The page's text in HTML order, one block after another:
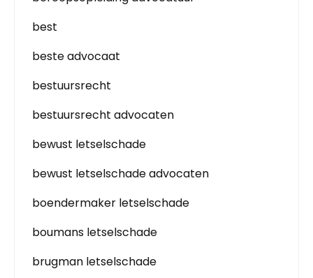
best
beste advocaat
bestuursrecht
bestuursrecht advocaten
bewust letselschade
bewust letselschade advocaten
boendermaker letselschade
boumans letselschade
brugman letselschade